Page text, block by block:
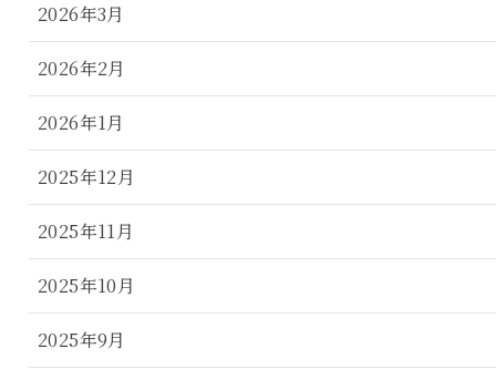
2026年3月
2026年2月
2026年1月
2025年12月
2025年11月
2025年10月
2025年9月